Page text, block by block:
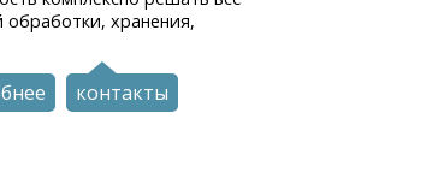
хранения,
контакты